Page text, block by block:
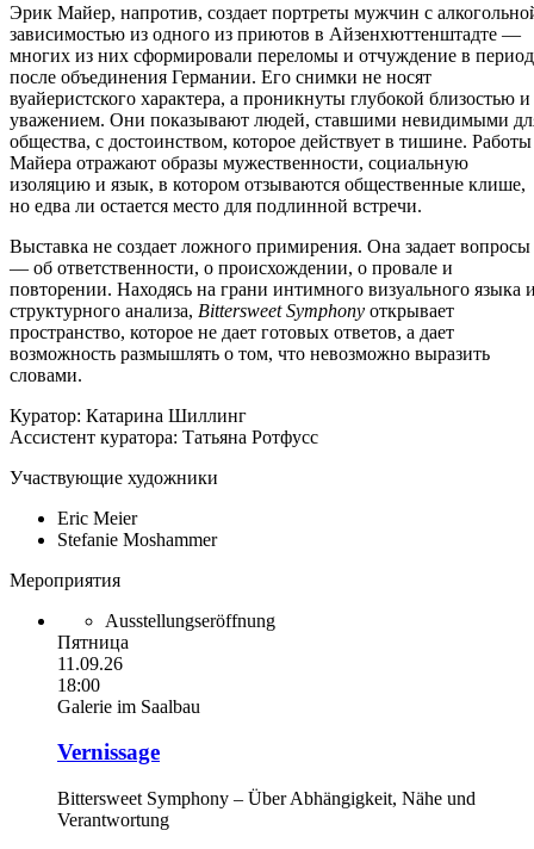
Эрик Майер, напротив, создает портреты мужчин с
зависимостью из одного из приютов в Айзенхюттенштадте —
многих из них сформировали переломы и отчуждение в период
после объединения Германии. Его снимки не носят
вуайеристского характера, а проникнуты глубокой близостью и
уважением. Они показывают людей, ставшими невидимыми
общества, с достоинством, которое действует в тишине. Работы
Майера отражают образы мужественности, социальную
изоляцию и язык, в котором отзываются общественные клише,
но едва ли остается место для подлинной встречи.
Выставка не создает ложного примирения. Она задает вопросы
— об ответственности, о происхождении, о провале и
повторении. Находясь на грани интимного визуального языка
структурного анализа, Bittersweet Symphony открывает
пространство, которое не дает готовых ответов, а дает
возможность размышлять о том, что невозможно выразить
словами.
Куратор: Катарина Шиллинг
Ассистент куратора: Татьяна Ротфусс
Участвующие художники
Eric Meier
Stefanie Moshammer
Мероприятия
Ausstellungseröffnung
Пятница
11.09.26
18:00
Galerie im Saalbau
Vernissage
Bittersweet Symphony – Über Abhängigkeit, Nähe und
Verantwortung